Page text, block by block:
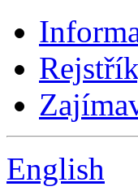
English